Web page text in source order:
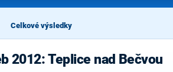
Celkové výsledky
2012: Teplice nad Bečvou